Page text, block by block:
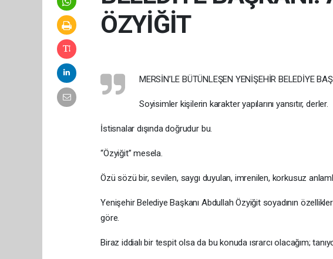
ÖZYİĞİT
MERSİN’LE BÜTÜNLEŞEN YENİŞEHİR BELEDİYE
Soyisimler kişilerin karakter yapılarını yansıtır, derler.
İstisnalar dışında doğrudur bu.
“Özyiğit” mesela.
Özü sözü bir, sevilen, saygı duyulan, imrenilen, korkusuz
Yenişehir Belediye Başkanı Abdullah Özyiğit soyadının
göre.
Biraz iddialı bir tespit olsa da bu konuda ısrarcı olacağım;